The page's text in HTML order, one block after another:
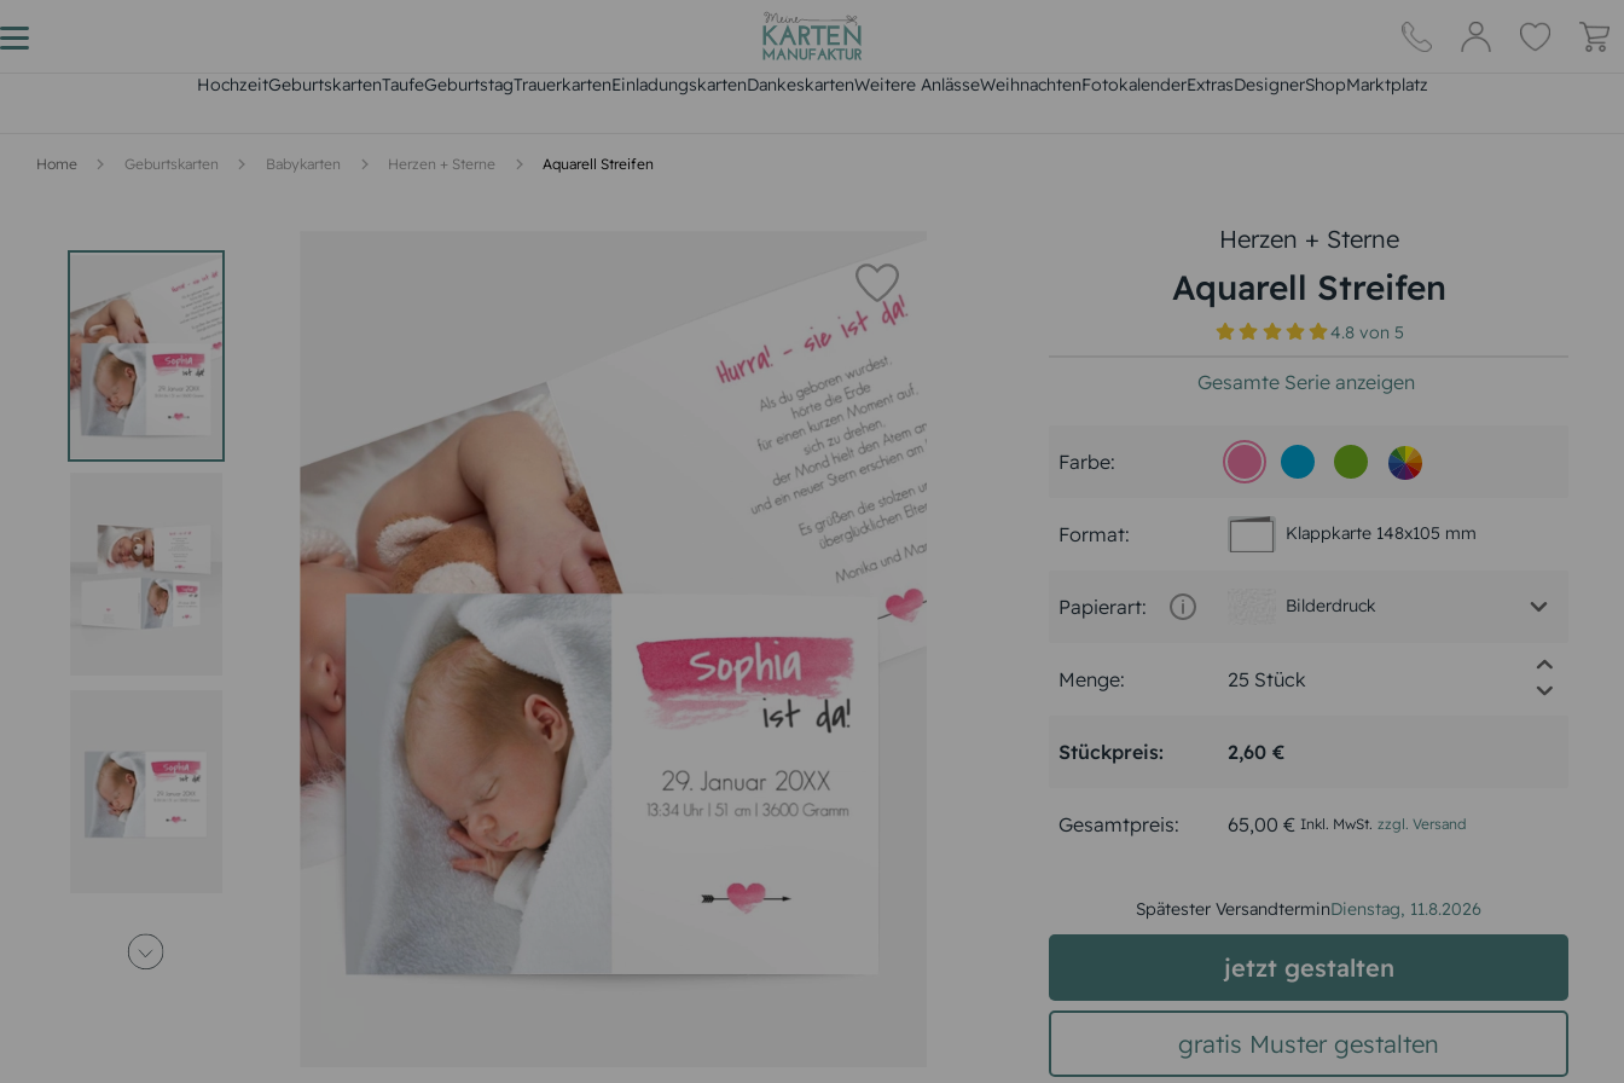
HochzeitGeburtskartenTaufeGeburtstagTrauerkartenEinladungskartenDankeskartenWeitere AnlässeWeihnachtenFotokalenderExtrasDesignerShopMarktplatz
Home Geburtskarten Babykarten Herzen + Sterne Aquarell Streifen
Herzen + Sterne
Aquarell Streifen
4.8von 5
Gesamte Serie anzeigen
Farbe:
Format: Klappkarte 148x105 mm
Papierart: Bilderdruck
Menge:
Stückpreis: 2,60 €
Gesamtpreis: 65,00 € Inkl. MwSt. zzgl. Versand
Spätester VersandterminDienstag, 11.8.2026
jetzt gestalten
gratis Muster gestalten